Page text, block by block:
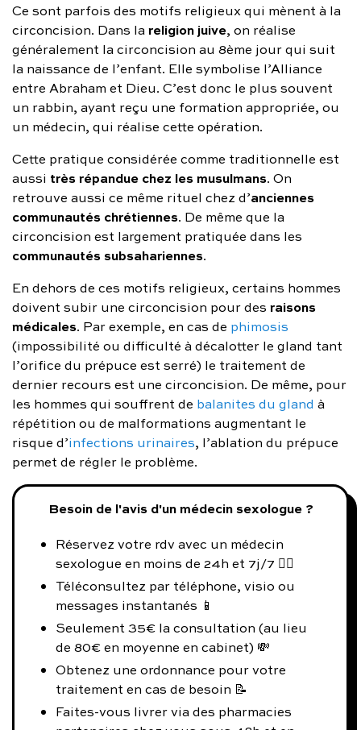
Ce sont parfois des motifs religieux qui mènent à la
circoncision. Dans lareligion juive, on réalise
généralement la circoncision au 8ème jour qui suit
la naissance de l’enfant. Elle symbolise l’Alliance
entre Abraham et Dieu. C’est donc le plus souvent
un rabbin, ayant reçu une formation appropriée, ou
un médecin, qui réalise cette opération.
Cette pratique considérée comme traditionnelle est
aussi très répandue chez les musulmans. On
retrouve aussi ce même rituel chez d’anciennes
communautés chrétiennes. De même que la
circoncision est largement pratiquée dans les
communautés subsahariennes.
En dehors de ces motifs religieux, certains hommes
doivent subir une circoncision pour des raisons
médicales. Par exemple, en cas de phimosis
(impossibilité ou difficulté à décalotter le gland tant
l’orifice du prépuce est serré) le traitement de
dernier recours est une circoncision. De même, pour
les hommes qui souffrent de balanites du gland à
répétition ou de malformations augmentant le
risque d’infections urinaires, l’ablation du prépuce
permet de régler le problème.
Besoin de l'avis d'un médecin sexologue ?
Réservez votre rdv avec un médecin
sexologue en moins de 24h et 7j/7 👨‍⚕️
Téléconsultez par téléphone, visio ou
messages instantanés 📱
Seulement 35€ la consultation (au lieu
de 80€ en moyenne en cabinet) 💸
Obtenez une ordonnance pour votre
traitement en cas de besoin 📝
Faites-vous livrer via des pharmacies